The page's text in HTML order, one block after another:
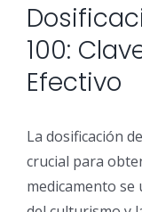
100:
Efectivo
La dosificación
crucial para
medicamento